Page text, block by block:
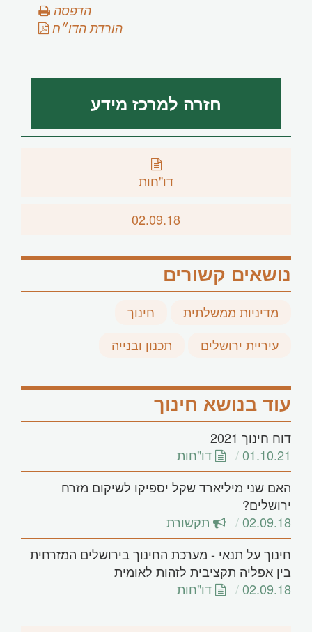
הדפסה
הורדת הדו״ח
חזרה למרכז מידע
דו"חות
02.09.18
נושאים קשורים
מדיניות ממשלתית
חינוך
עיריית ירושלים
תכנון ובנייה
עוד בנושא חינוך
דוח חינוך 2021
01.10.21
דו"חות
האם שני מיליארד שקל יספיקו לשיקום מזרח
ירושלים?
02.09.18
תקשורת
חינוך על תנאי - מערכת החינוך בירושלים המזרחית
בין אפליה תקציבית לזהות לאומית
02.09.18
דו"חות